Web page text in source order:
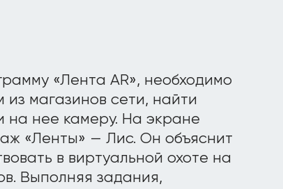
«Лента AR», необходимо
из магазинов сети, найти
на нее камеру. На экране
«Ленты» — Лис. Он объяснит
в виртуальной охоте на
Выполняя задания,